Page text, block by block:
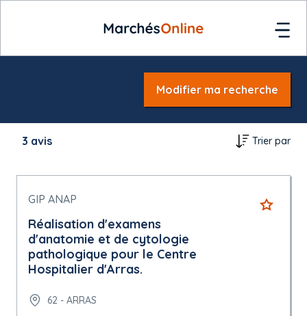
Modifier ma recherche
3 avis Trier par
GIP ANAP
Réalisation d'examens
d'anatomie et de cytologie
pathologique pour le Centre
Hospitalier d'Arras.
62 - ARRAS